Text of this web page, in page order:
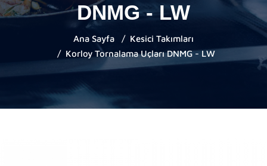
DNMG - LW
Ana Sayfa
Kesici Takımları
Korloy Tornalama Uçları DNMG - LW